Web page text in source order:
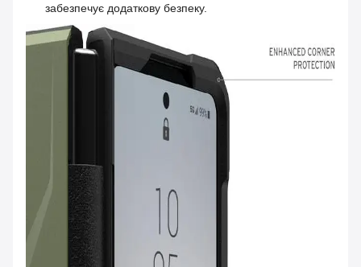
забезпечує додаткову безпеку.